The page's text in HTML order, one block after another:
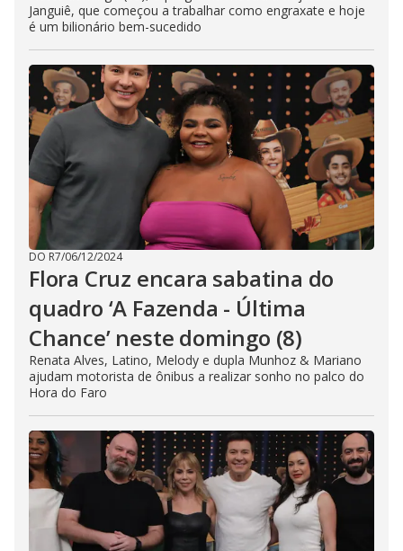
Janguiê, que começou a trabalhar como engraxate e hoje
é um bilionário bem-sucedido
DO R7/06/12/2024
Flora Cruz encara sabatina do
quadro ‘A Fazenda - Última
Chance’ neste domingo (8)
Renata Alves, Latino, Melody e dupla Munhoz & Mariano
ajudam motorista de ônibus a realizar sonho no palco do
Hora do Faro